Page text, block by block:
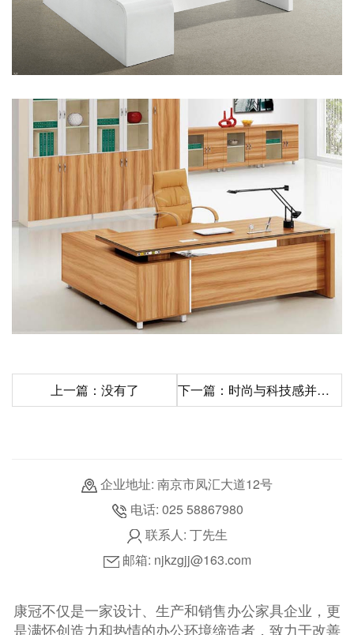
上一篇：没有了 下一篇：时尚与科技感并存的办公家具案例
企业地址: 南京市凤汇大道12号
电话: 025 58867980
联系人: 丁先生
邮箱: njkzgjj@163.com
康冠不仅是一家设计、生产和销售办公家具企业，更
是满怀创造力和热情的办公环境缔造者，致力于改善